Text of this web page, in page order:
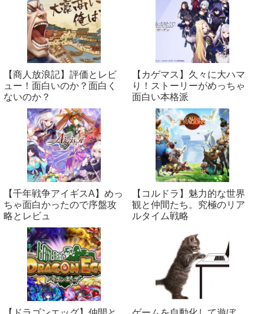
【商人放浪‪記】評価とレビ
ュー！面白いのか？面白く
ないのか？
【カゲマス】久々に大ハマ
り！ストーリーがめっちゃ
面白い本格派
【千年戦争アイギスA】めっ
ちゃ面白かったので序盤攻
略とレビュ
【コルドラ】魅力的な世界
観と仲間たち。究極のリア
ルタイム戦略